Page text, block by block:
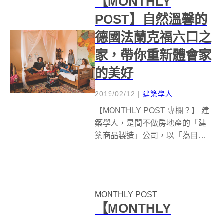
生...
POST】自然溫馨的
德國法蘭克福六口之
家，帶你重新體會家
的美好
2019/02/12 | 建築學人
【MONTHLY POST 專欄？】 建
築學人，是間不做房地產的「建
築商品製造」公司，以「為目標
大家聊建築、設計、美學，分享
生...
MONTHLY POST
【MONTHLY